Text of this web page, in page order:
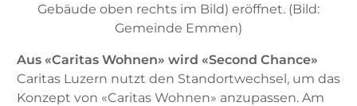
Gebäude oben rechts im Bild) eröffnet. (Bild:
Gemeinde Emmen)
Aus «Caritas Wohnen» wird «Second Chance»
Caritas Luzern nutzt den Standortwechsel, um das
Konzept von «Caritas Wohnen» anzupassen. Am